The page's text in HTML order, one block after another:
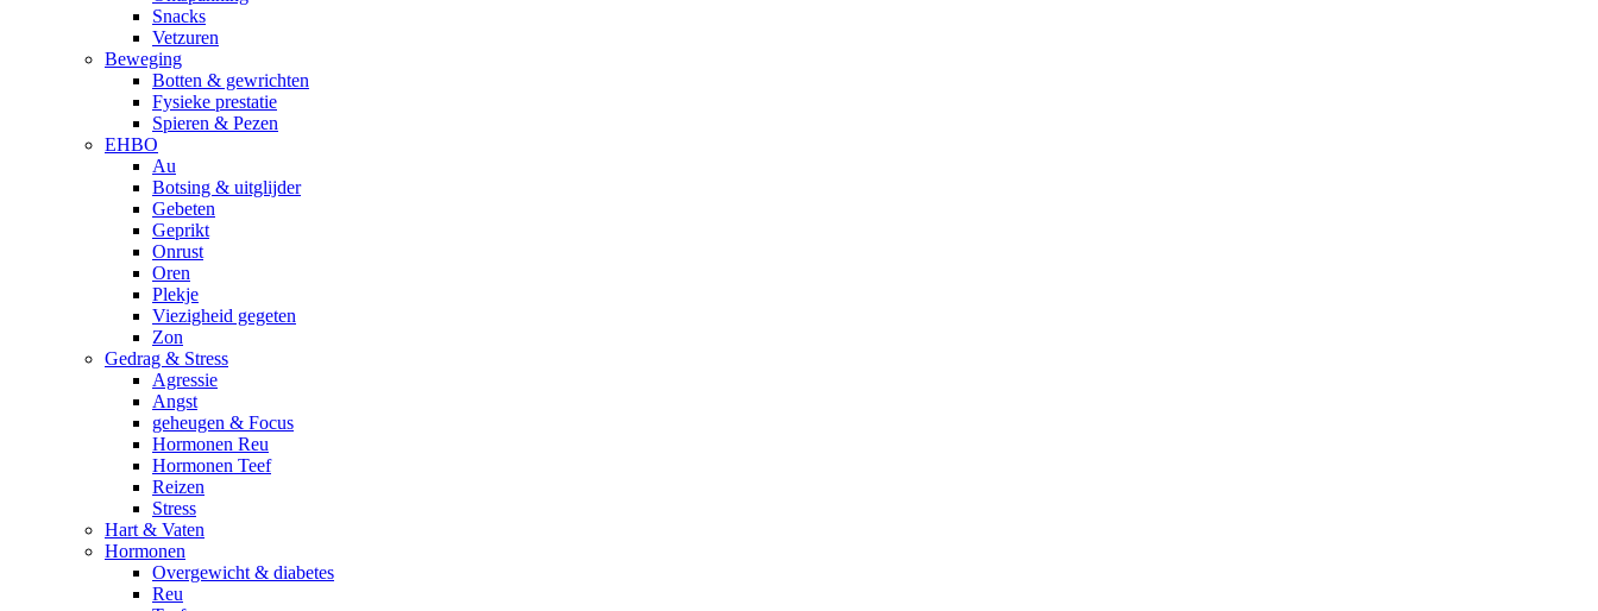
Snacks
Vetzuren
Beweging
Botten & gewrichten
Fysieke prestatie
Spieren & Pezen
EHBO
Au
Botsing & uitglijder
Gebeten
Geprikt
Onrust
Oren
Plekje
Viezigheid gegeten
Zon
Gedrag & Stress
Agressie
Angst
geheugen & Focus
Hormonen Reu
Hormonen Teef
Reizen
Stress
Hart & Vaten
Hormonen
Overgewicht & diabetes
Reu